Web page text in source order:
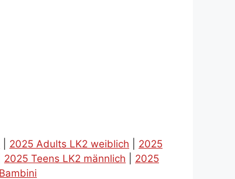
2025 Adults LK2 weiblich
2025
2025 Teens LK2 männlich
2025